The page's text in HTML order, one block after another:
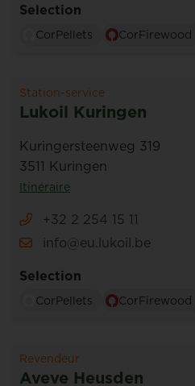
Selection
CorPellets CorFirewood
Station-service
Lukoil Kuringen
Kuringersteenweg 319
3511 Kuringen
Itinéraire
+32 2 254 15 11
info@eu.lukoil.be
Selection
CorPellets CorFirewood
Revendeur
Aveve Heusden